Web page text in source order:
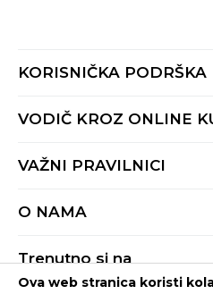
KORISNIČKA PODRŠKA
Provjeri status porudžbine
Radno vrijeme 9-16h
VODIČ KROZ ONLINE
Načini isporuke
Reklamacije
VAŽNI PRAVILNICI
Pravila Sport&Bonus programa
O NAMA
Trenutno si na
Buzz Crna Gora
Ova web stranica koristi